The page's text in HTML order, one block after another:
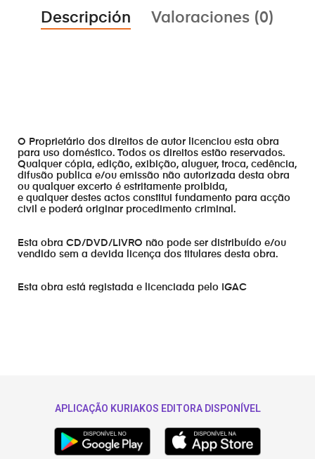
Descripción Valoraciones (0)
O Proprietário dos direitos de autor licenciou esta obra
para uso doméstico. Todos os direitos estão reservados.
Qualquer cópia, edição, exibição, aluguer, troca, cedência,
difusão publica e/ou emissão não autorizada desta obra
ou qualquer excerto é estritamente proibida,
e qualquer destes actos constitui fundamento para acção
civil e poderá originar procedimento criminal.
Esta obra CD/DVD/LIVRO não pode ser distribuído e/ou
vendido sem a devida licença dos titulares desta obra.
Esta obra está registada e licenciada pelo IGAC
APLICAÇÃO KURIAKOS EDITORA DISPONÍVEL